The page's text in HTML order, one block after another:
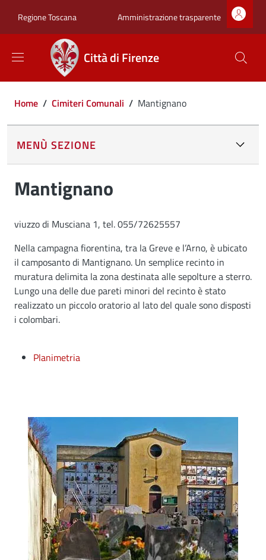
Regione Toscana Zona superiore
Amministrazione trasparente
Città di Firenze
Briciole di pane
Home / Cimiteri Comunali / Mantignano
MENÙ SEZIONE
Mantignano
viuzzo di Musciana 1, tel. 055/72625557
Nella campagna fiorentina, tra la Greve e l’Arno, è ubicato
il camposanto di Mantignano. Un semplice recinto in
muratura delimita la zona destinata alle sepolture a sterro.
Lungo una delle due pareti minori del recinto è stato
realizzato un piccolo oratorio al lato del quale sono disposti
i colombari.
Planimetria
Image